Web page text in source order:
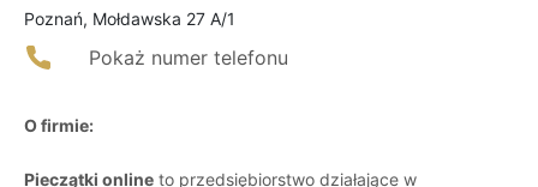
Poznań, Mołdawska 27 A/1
Pokaż numer telefonu
O firmie:
Pieczątki online to przedsiębiorstwo działające w